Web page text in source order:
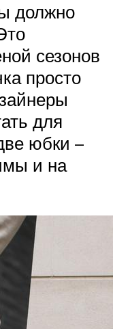
должно
сезонов
просто
для
юбки –
и на